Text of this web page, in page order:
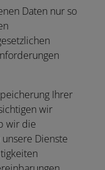
Daten nur so
Ihrer
wir
wir die
Dienste